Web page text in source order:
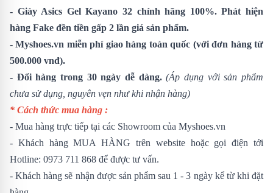
- Giày Asics Gel Kayano 32 chính hãng 100%. Phát hiện
hàng Fake đền tiền gấp 2 lần giá sản phẩm.
- Myshoes.vn miễn phí giao hàng toàn quốc (với đơn hàng từ
500.000 vnđ).
- Đổi hàng trong 30 ngày dễ dàng.(Áp dụng với sản phẩm
chưa sử dụng, nguyên vẹn như khi nhận hàng)
* Cách thức mua hàng :
- Mua hàng trực tiếp tại các Showroom của Myshoes.vn
- Khách hàng MUA HÀNG trên website hoặc gọi điện tới
Hotline: 0973 711 868 để được tư vấn.
- Khách hàng sẽ nhận được sản phẩm sau 1 - 3 ngày kể từ khi đặt